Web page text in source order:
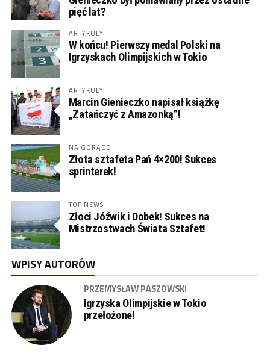
pięć lat?
ARTYKUŁY
W końcu! Pierwszy medal Polski na
Igrzyskach Olimpijskich w Tokio
ARTYKUŁY
Marcin Gienieczko napisał książkę
„Zatańczyć z Amazonką”!
NA GORĄCO
Złota sztafeta Pań 4×200! Sukces
sprinterek!
TOP NEWS
Złoci Jóźwik i Dobek! Sukces na
Mistrzostwach Świata Sztafet!
WPISY AUTORÓW
PRZEMYSŁAW PASZOWSKI
Igrzyska Olimpijskie w Tokio
przełożone!